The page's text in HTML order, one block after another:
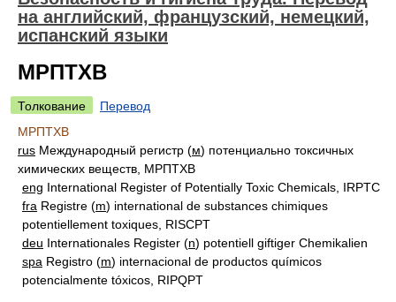
на английский, французский, немецкий,
испанский языки
МРПТХВ
Толкование
Перевод
МРПТХВ
rus Международный регистр (м) потенциально токсичных
химических веществ, МРПТХВ
eng International Register of Potentially Toxic Chemicals, IRPTC
fra Registre (m) international de substances chimiques
potentiellement toxiques, RISCPT
deu Internationales Register (n) potentiell giftiger Chemikalien
spa Registro (m) internacional de productos químicos
potencialmente tóxicos, RIPQPT